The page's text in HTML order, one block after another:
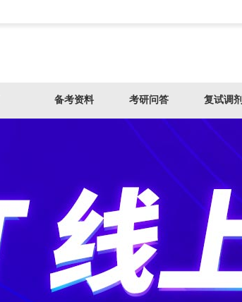
备考资料 考研问答 复试调剂